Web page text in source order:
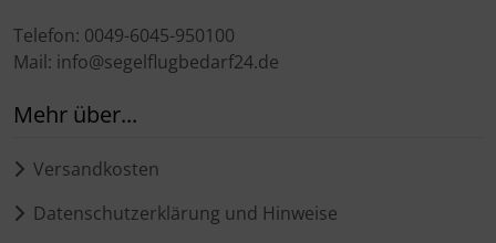
Telefon: 0049-6045-950100
Mail: info@segelflugbedarf24.de
Mehr über...
Versandkosten
Datenschutzerklärung und Hinweise
Sonstiges